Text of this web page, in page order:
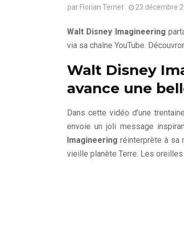
par Florian Ternet 23 décembre
Walt Disney Imagineering
via sa chaîne YouTube.
Walt Disney
avance une
Dans cette vidéo d’une
envoie un joli message
Imagineering réinterprète à sa
vieille planète Terre. Les